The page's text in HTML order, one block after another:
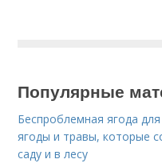
Популярные
Беспроблемная ягода
ягоды и травы, которые
саду и в лесу